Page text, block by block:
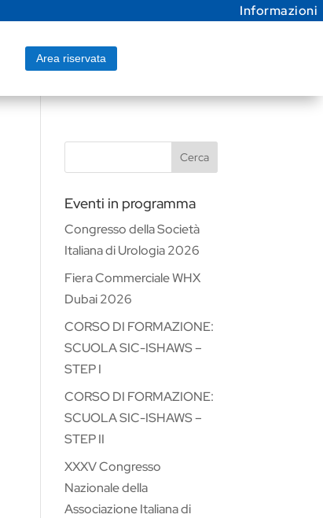
Informazioni
Area riservata
Cerca
Eventi in programma
Congresso della Società
Italiana di Urologia 2026
Fiera Commerciale WHX
Dubai 2026
CORSO DI FORMAZIONE:
SCUOLA SIC-ISHAWS –
STEP I
CORSO DI FORMAZIONE:
SCUOLA SIC-ISHAWS –
STEP II
XXXV Congresso
Nazionale della
Associazione Italiana di